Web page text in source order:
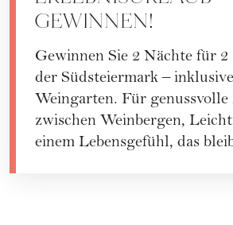
GEWINNEN!
Gewinnen Sie 2 Nächte für 2
der Südsteiermark –
Weingarten. Für
zwischen Weinbergen,
einem Lebensgefühl, das